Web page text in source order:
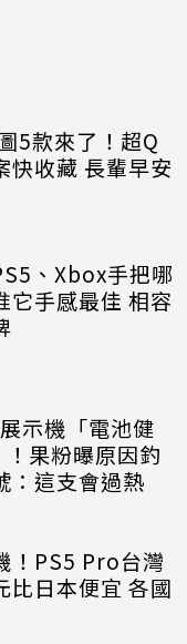
5款來了！超Q
快收藏 長輩早安
、Xbox手把哪
它手感最佳 相容
示機「電池健
果粉曝原因釣
：這支會過熱
！PS5 Pro台灣
比日本便宜 各國